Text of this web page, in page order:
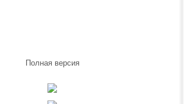
Полная версия